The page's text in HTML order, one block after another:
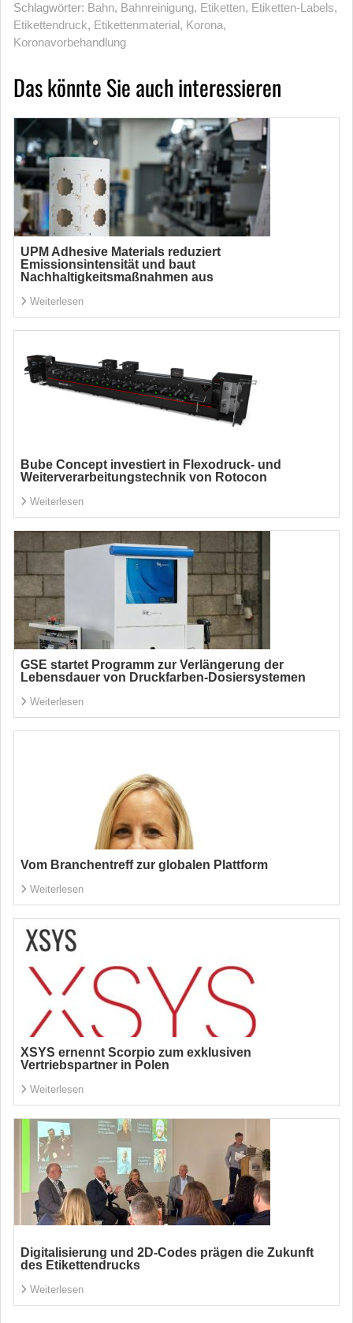
Schlagwörter: Bahn, Bahnreinigung, Etiketten, Etiketten-Labels,
Etikettendruck, Etikettenmaterial, Korona,
Koronavorbehandlung
Das könnte Sie auch interessieren
UPM Adhesive Materials reduziert
Emissionsintensität und baut
Nachhaltigkeitsmaßnahmen aus
Weiterlesen
Bube Concept investiert in Flexodruck- und
Weiterverarbeitungstechnik von Rotocon
Weiterlesen
GSE startet Programm zur Verlängerung der
Lebensdauer von Druckfarben-Dosiersystemen
Weiterlesen
Vom Branchentreff zur globalen Plattform
Weiterlesen
XSYS ernennt Scorpio zum exklusiven
Vertriebspartner in Polen
Weiterlesen
Digitalisierung und 2D-Codes prägen die Zukunft
des Etikettendrucks
Weiterlesen